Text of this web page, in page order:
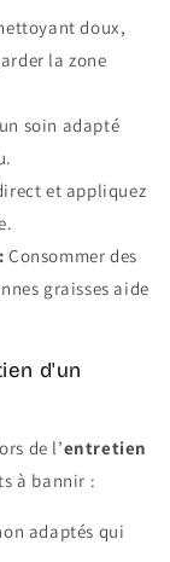
doux,
la zone
soin adapté
et appliquez
Consommer des
graisses aide
d'un
de l’entretien
à bannir :
adaptés qui